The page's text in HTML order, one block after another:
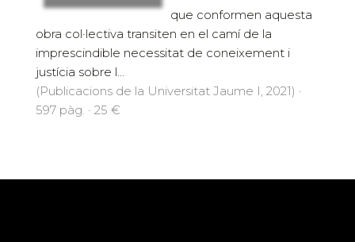
que conformen aquesta
obra col·lectiva transiten en el camí de la
imprescindible necessitat de coneixement i
justícia sobre l...
(Publicacions de la Universitat Jaume I, 2021) ·
597 pàg. · 25 €